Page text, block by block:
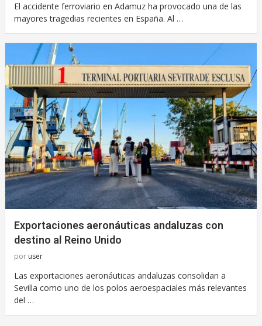
El accidente ferroviario en Adamuz ha provocado una de las
mayores tragedias recientes en España. Al …
Exportaciones aeronáuticas andaluzas con
destino al Reino Unido
por user
Las exportaciones aeronáuticas andaluzas consolidan a
Sevilla como uno de los polos aeroespaciales más relevantes
del …